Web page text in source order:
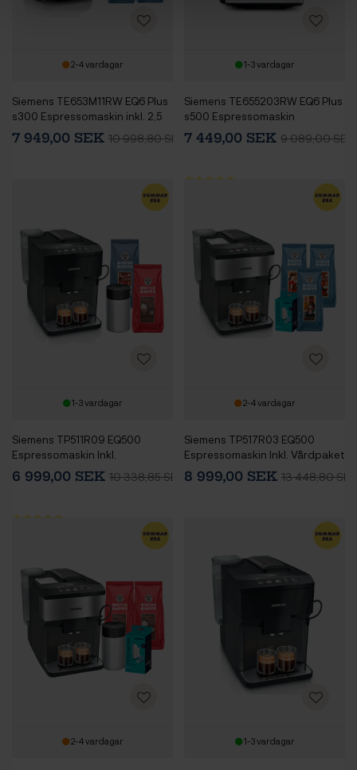
2-4 vardagar
Siemens TE653M11RW EQ6 Plus
s300 Espressomaskin inkl. 2,5
kg Rigtig Kaffe
7 949,00 SEK 10 998,80 SEK
1-3 vardagar
Siemens TE655203RW EQ6 Plus
s500 Espressomaskin
7 449,00 SEK 9 089,00 SEK
1-3 vardagar
Siemens TP511R09 EQ500
Espressomaskin Inkl.
Mjölkbehållare & 2 kg Rigtig
Kaffe Hela kaffebönor
6 999,00 SEK 10 338,85 SEK
2-4 vardagar
Siemens TP517R03 EQ500
Espressomaskin Inkl. Vårdpaket
& 1,5 kg Rigtig Kaffe Hela
kaffebönor
8 999,00 SEK 13 448,80 SEK
2-4 vardagar 1-3 vardagar